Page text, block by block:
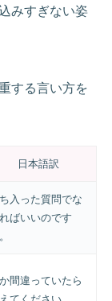
みすぎない姿
する言い方を
日本語訳
入った質問でな
ばいいのです
間違っていたら